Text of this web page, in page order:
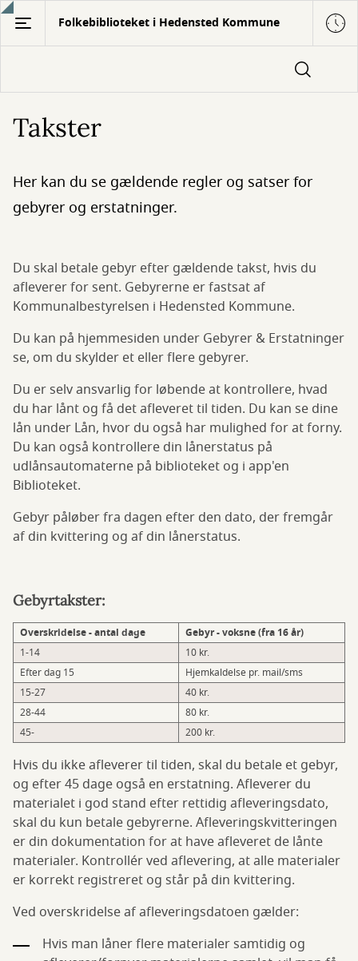
Gå
hovedindhold
Folkebiblioteket i Hedensted Kommune
Takster
Her kan du se gældende regler og satser for
gebyrer og erstatninger.
Du skal betale gebyr efter gældende takst, hvis du
afleverer for sent. Gebyrerne er fastsat af
Kommunalbestyrelsen i Hedensted Kommune.
Du kan på hjemmesiden under Gebyrer & Erstatninger
se, om du skylder et eller flere gebyrer.
Du er selv ansvarlig for løbende at kontrollere, hvad
du har lånt og få det afleveret til tiden. Du kan se dine
lån under Lån, hvor du også har mulighed for at forny.
Du kan også kontrollere din lånerstatus på
udlånsautomaterne på biblioteket og i app'en
Biblioteket.
Gebyr påløber fra dagen efter den dato, der fremgår
af din kvittering og af din lånerstatus.
Gebyrtakster:
Overskridelse - antal dage
Gebyr - voksne (fra 16 år)
1-14
10 kr.
Efter dag 15
Hjemkaldelse pr. mail/sms
15-27
40 kr.
28-44
80 kr.
45-
200 kr.
Hvis du ikke afleverer til tiden, skal du betale et gebyr,
og efter 45 dage også en erstatning. Afleverer du
materialet i god stand efter rettidig afleveringsdato,
skal du kun betale gebyrerne. Afleveringskvitteringen
er din dokumentation for at have afleveret de lånte
materialer. Kontrollér ved aflevering, at alle materialer
er korrekt registreret og står på din kvittering.
Ved overskridelse af afleveringsdatoen gælder:
Hvis man låner flere materialer samtidig og